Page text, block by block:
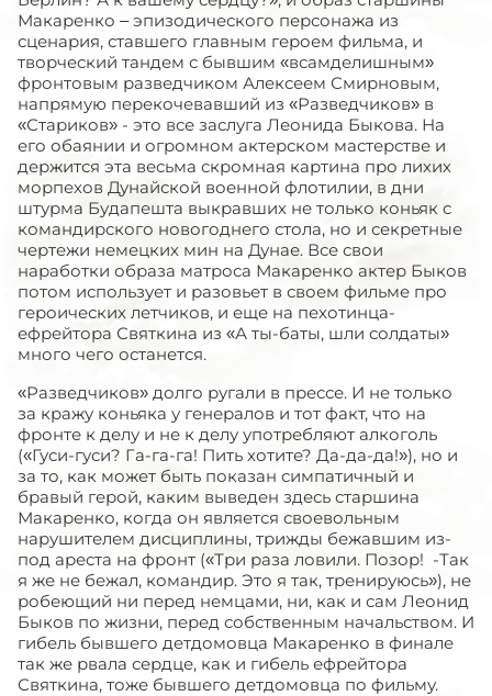
Макаренко – эпизодического персонажа из
сценария, ставшего главным героем фильма, и
творческий тандем с бывшим «всамделишным»
фронтовым разведчиком Алексеем Смирновым,
напрямую перекочевавший из «Разведчиков» в
«Стариков» - это все заслуга Леонида Быкова. На
его обаянии и огромном актерском мастерстве и
держится эта весьма скромная картина про лихих
морпехов Дунайской военной флотилии, в дни
штурма Будапешта выкравших не только коньяк с
командирского новогоднего стола, но и секретные
чертежи немецких мин на Дунае. Все свои
наработки образа матроса Макаренко актер Быков
потом использует и разовьет в своем фильме про
героических летчиков, и еще на пехотинца-
ефрейтора Святкина из «А ты-баты, шли солдаты»
много чего останется.
«Разведчиков» долго ругали в прессе. И не только
за кражу коньяка у генералов и тот факт, что на
фронте к делу и не к делу употребляют алкоголь
(«Гуси-гуси? Га-га-га! Пить хотите? Да-да-да!»), но и
за то, как может быть показан симпатичный и
бравый герой, каким выведен здесь старшина
Макаренко, когда он является своевольным
нарушителем дисциплины, трижды бежавшим из-
под ареста на фронт («Три раза ловили. Позор! -Так
я же не бежал, командир. Это я так, тренируюсь»), не
робеющий ни перед немцами, ни, как и сам Леонид
Быков по жизни, перед собственным начальством. И
гибель бывшего детдомовца Макаренко в финале
так же рвала сердце, как и гибель ефрейтора
Святкина, тоже бывшего детдомовца по фильму.